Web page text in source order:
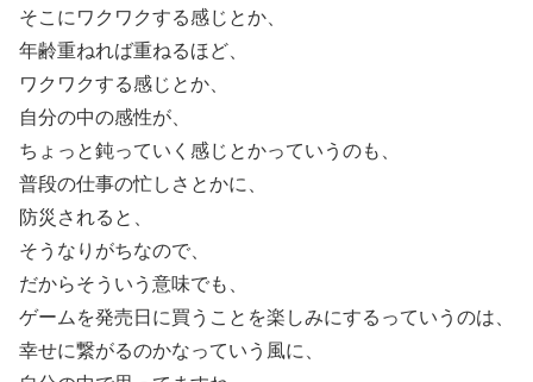
そこにワクワクする感じとか、
年齢重ねれば重ねるほど、
ワクワクする感じとか、
自分の中の感性が、
ちょっと鈍っていく感じとかっていうのも、
普段の仕事の忙しさとかに、
防災されると、
そうなりがちなので、
だからそういう意味でも、
ゲームを発売日に買うことを楽しみにするっていうのは、
幸せに繋がるのかなっていう風に、